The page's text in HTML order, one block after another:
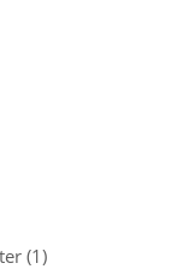
(1)